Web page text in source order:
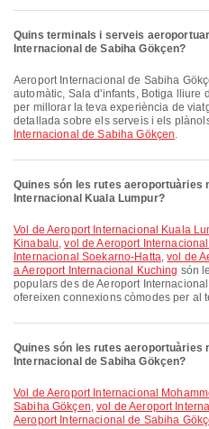
Quins terminals i serveis
Internacional de Sabiha Gökçen?
Aeroport Internacional de Sabiha Gökçen ofereix Servei bancari/caixer
automàtic, Sala d'infants, Botiga lliure
per millorar la teva experiència de
detallada sobre els serveis i els
Internacional de Sabiha Gökçen.
Quines són les rutes aeroportuàries
Internacional Kuala Lumpur?
vol de Aeroport Internacional Kuala Lumpur a Aeroport Internacional Kota
Kinabalu,vol de Aeroport
Internacional Soekarno-Hatta,vol de
a Aeroport Internacional Kuching són
populars des de Aeroport
ofereixen connexions còmodes per al
Quines són les rutes aeroportuàries
Internacional de Sabiha Gökçen?
vol de Aeroport Internacional Mohammed V a Aeroport Internacional de
Sabiha Gökçen,vol de Aeroport
Aeroport Internacional de Sabiha